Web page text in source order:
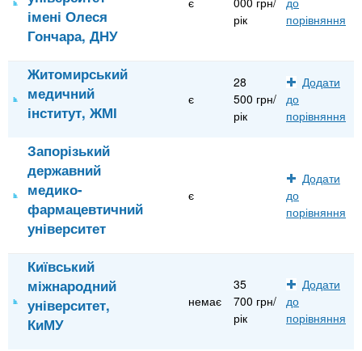
імені Олеся
Гончара, ДНУ
рік
порівняння
Житомирський
медичний
інститут, ЖМІ
є
28
500 грн/
рік
Додати
до
порівняння
Запорізький
державний
медико-
фармацевтичний
університет
є
Додати
до
порівняння
Київський
міжнародний
університет,
КиМУ
немає
35
700 грн/
рік
Додати
до
порівняння